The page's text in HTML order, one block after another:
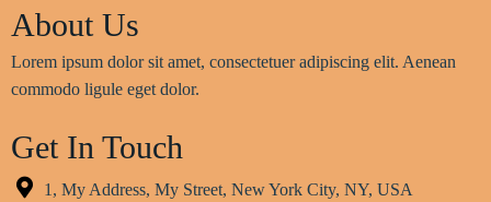
About Us
Lorem ipsum dolor sit amet, consectetuer adipiscing elit. Aenean
commodo ligule eget dolor.
Get In Touch
1, My Address, My Street, New York City, NY, USA